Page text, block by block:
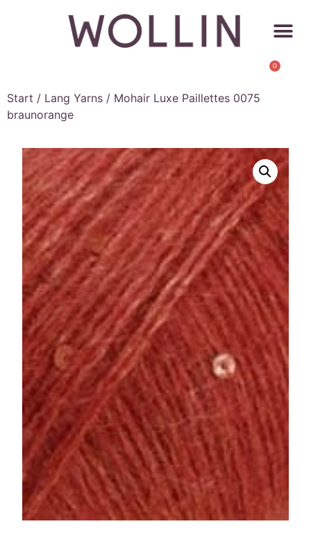
0
Start / Lang Yarns / Mohair Luxe Paillettes 0075
braunorange